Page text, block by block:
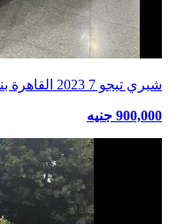
شيري تيجو 7 2023 القاهرة بني
900,000 جنيه